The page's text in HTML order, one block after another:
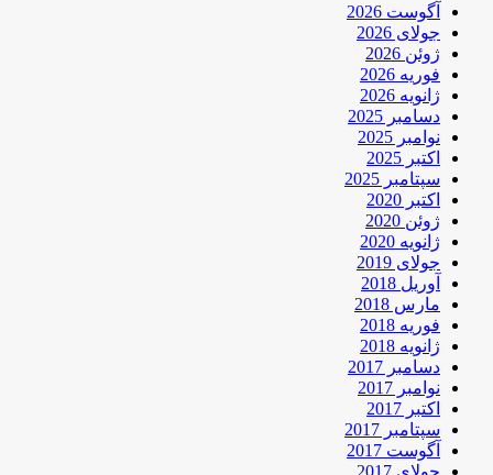
آگوست 2026
جولای 2026
ژوئن 2026
فوریه 2026
ژانویه 2026
دسامبر 2025
نوامبر 2025
اکتبر 2025
سپتامبر 2025
اکتبر 2020
ژوئن 2020
ژانویه 2020
جولای 2019
آوریل 2018
مارس 2018
فوریه 2018
ژانویه 2018
دسامبر 2017
نوامبر 2017
اکتبر 2017
سپتامبر 2017
آگوست 2017
جولای 2017